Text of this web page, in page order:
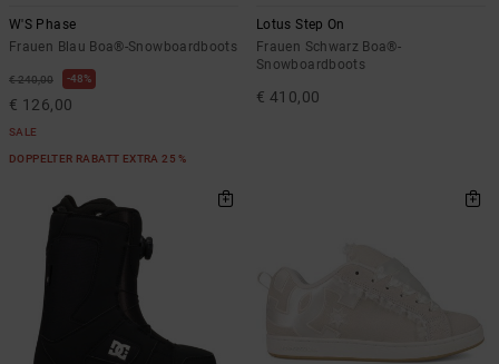
W'S Phase
Frauen Blau Boa®-Snowboardboots
€ 240,00 48%
€ 126,00
SALE
DOPPELTER RABATT EXTRA 25 %
Lotus Step On
Frauen Schwarz Boa®-
Snowboardboots
€ 410,00